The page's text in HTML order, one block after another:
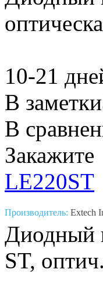
10-21
В заметки
В
Закажите
LE220ST
Производитель: Extech
Диодный
ST,